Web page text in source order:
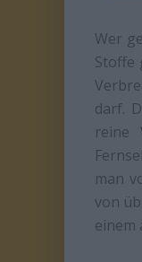
Wer
Stoffe
darf.
reine
man
von
einem